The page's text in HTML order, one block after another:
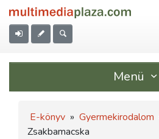
Menü
E-könyv » Gyermekirodalom
Zsakbamacska